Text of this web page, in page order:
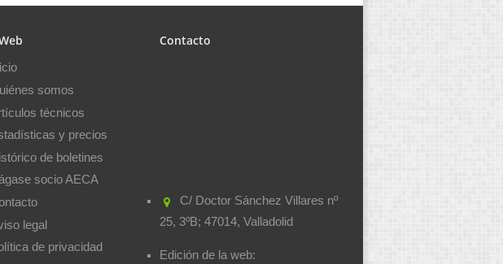
somos
técnicos
y precios
de boletines
socio AECA
legal
de privacidad
Contacto
C/ Doctor Sánchez Villares nº
25, 3ºB; 47014, Valladolid
Edición de la web: